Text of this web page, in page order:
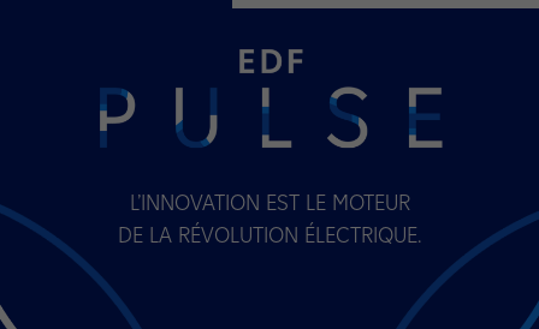
L’INNOVATION EST LE MOTEUR
DE LA RÉVOLUTION ÉLECTRIQUE.